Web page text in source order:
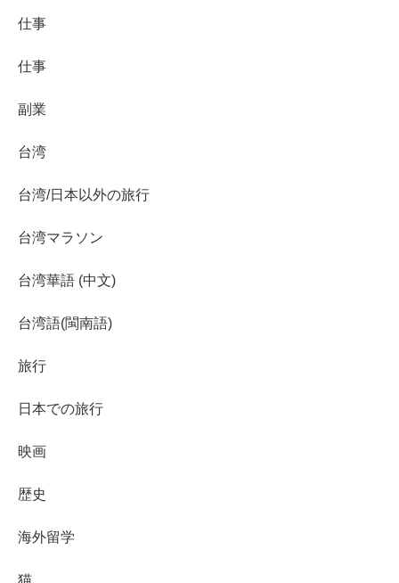
仕事
仕事
副業
台湾
台湾/日本以外の旅行
台湾マラソン
台湾華語 (中文)
台湾語(閩南語)
旅行
日本での旅行
映画
歴史
海外留学